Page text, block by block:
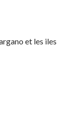
et les iles